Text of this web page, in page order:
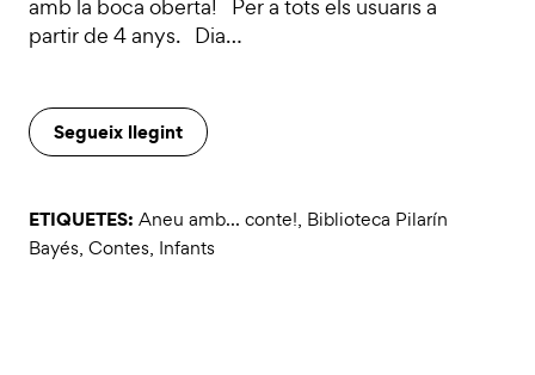
amb la boca oberta! Per a tots els usuaris a
partir de 4 anys. Dia…
Segueix llegint
ETIQUETES: Aneu amb... conte!, Biblioteca Pilarín
Bayés, Contes, Infants